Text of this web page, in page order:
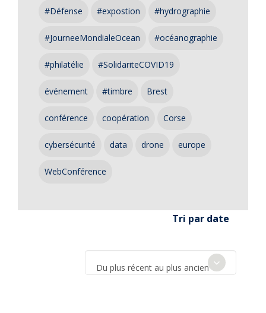
#Défense #expostion #hydrographie
#JourneeMondialeOcean #océanographie
#philatélie #SolidariteCOVID19
événement #timbre Brest
conférence coopération Corse
cybersécurité data drone europe
WebConférence
Tri par date
Du plus récent au plus ancien